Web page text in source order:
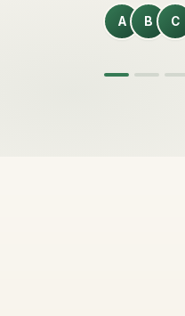
A B C